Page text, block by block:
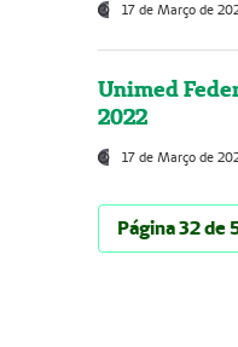
17 de Março de
Unimed
2022
17 de Março de
Página 32 de